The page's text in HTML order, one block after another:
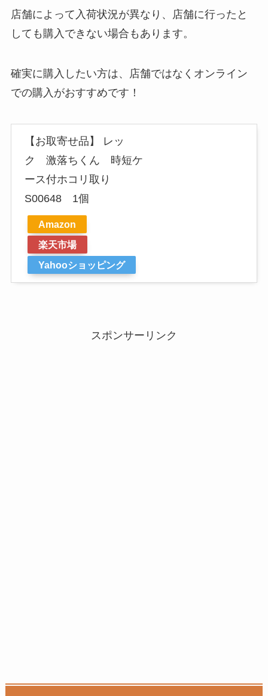
店舗によって入荷状況が異なり、店舗に行ったと
しても購入できない場合もあります。
確実に購入したい方は、店舗ではなくオンライン
での購入がおすすめです！
【お取寄せ品】 レッ
ク 激落ちくん 時短ケ
ース付ホコリ取り
S00648 1個
Amazon
楽天市場
Yahooショッピング
スポンサーリンク